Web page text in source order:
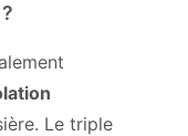
Le triple